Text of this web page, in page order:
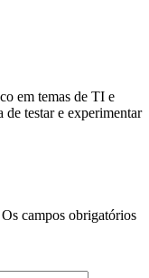
em temas de TI e
testar e experimentar
Os campos obrigatórios